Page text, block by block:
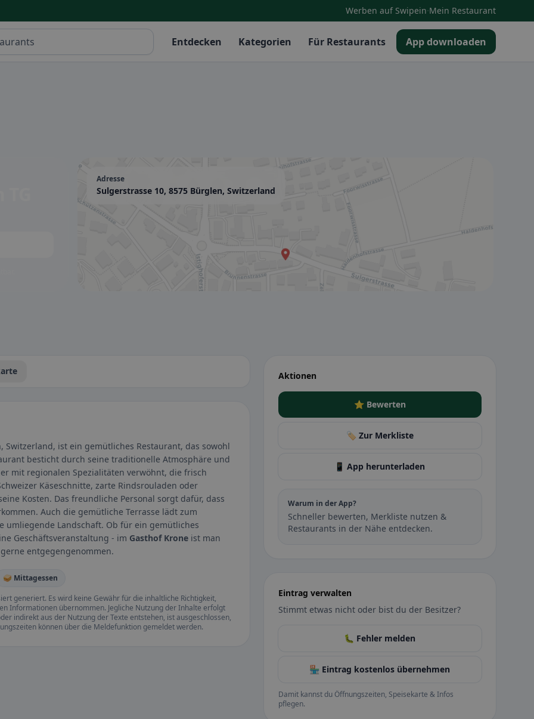
Werben auf Swipein·Mein Restaurant
Entdecken Kategorien Für Restaurants App downloaden
Adresse
Sulgerstrasse 10, 8575 Bürglen, Switzerland
Switzerland, ist ein gemütliches Restaurant, das sowohl
besticht durch seine traditionelle Atmosphäre und
mit regionalen Spezialitäten verwöhnt, die frisch
Käseschnitte, zarte Rindsrouladen oder
Kosten. Das freundliche Personal sorgt dafür, dass
Auch die gemütliche Terrasse lädt zum
Landschaft. Ob für ein gemütliches
Geschäftsveranstaltung - im Gasthof Krone ist man
entgegengenommen.
🥪 Mittagessen
generiert. Es wird keine Gewähr für die inhaltliche Richtigkeit,
Informationen übernommen. Jegliche Nutzung der Inhalte erfolgt
indirekt aus der Nutzung der Texte entstehen, ist ausgeschlossen,
können über die Meldefunktion gemeldet werden.
Aktionen
⭐ Bewerten
🏷️ Zur Merkliste
📱 App herunterladen
Warum in der App?
Schneller bewerten, Merkliste nutzen &
Restaurants in der Nähe entdecken.
Eintrag verwalten
Stimmt etwas nicht oder bist du der Besitzer?
🐛 Fehler melden
🏪 Eintrag kostenlos übernehmen
Damit kannst du Öffnungszeiten, Speisekarte & Infos
pflegen.